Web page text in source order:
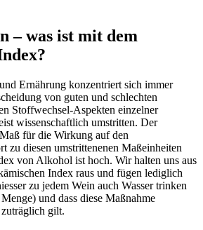
– was ist mit dem
Ernährung konzentriert sich immer
von guten und schlechten
Stoffwechsel-Aspekten einzelner
wissenschaftlich umstritten. Der
für die Wirkung auf den
zu diesen umstrittenenen Maßeinheiten
von Alkohol ist hoch. Wir halten uns aus
Index raus und fügen lediglich
zu jedem Wein auch Wasser trinken
und dass diese Maßnahme
gilt.